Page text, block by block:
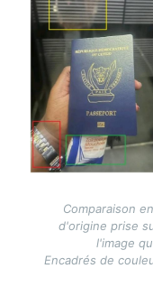
Comparaison
d'origine prise
l'image
Encadrés de